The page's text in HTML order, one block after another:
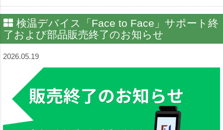
検温デバイス「Face to Face」サポート終
了および部品販売終了のお知らせ
2026.05.19